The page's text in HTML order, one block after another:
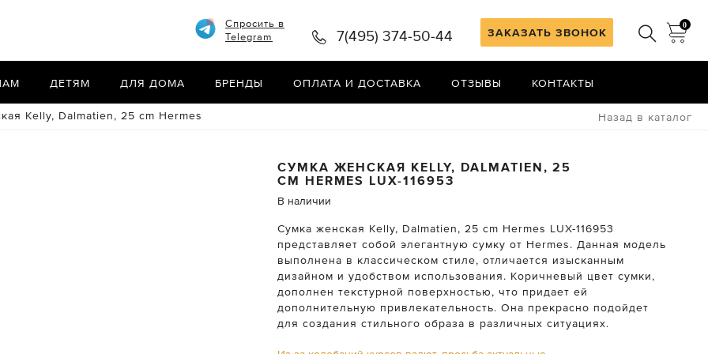
ЗАКАЗАТЬ ЗВОНОК
0
Спросить в
Telegram
7(495) 374-50-44
ДЕТЯМ ДЛЯ ДОМА БРЕНДЫ ОПЛАТА И ДОСТАВКА ОТЗЫВЫ КОНТАКТЫ
Kelly, Dalmatien, 25 cm Hermes Назад в каталог
СУМКА ЖЕНСКАЯ KELLY, DALMATIEN, 25
CM HERMES LUX-116953
В наличии
Сумка женская Kelly, Dalmatien, 25 cm Hermes LUX-116953
представляет собой элегантную сумку от Hermes. Данная модель
выполнена в классическом стиле, отличается изысканным
дизайном и удобством использования. Коричневый цвет сумки,
дополнен текстурной поверхностью, что придает ей
дополнительную привлекательность. Она прекрасно подойдет
для создания стильного образа в различных ситуациях.